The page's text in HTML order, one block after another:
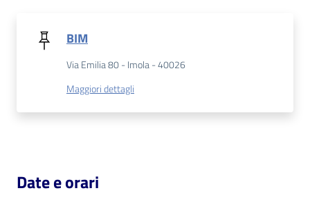
Catalogo
BIM
Via Emilia 80 - Imola - 40026
Maggiori dettagli
Date e orari